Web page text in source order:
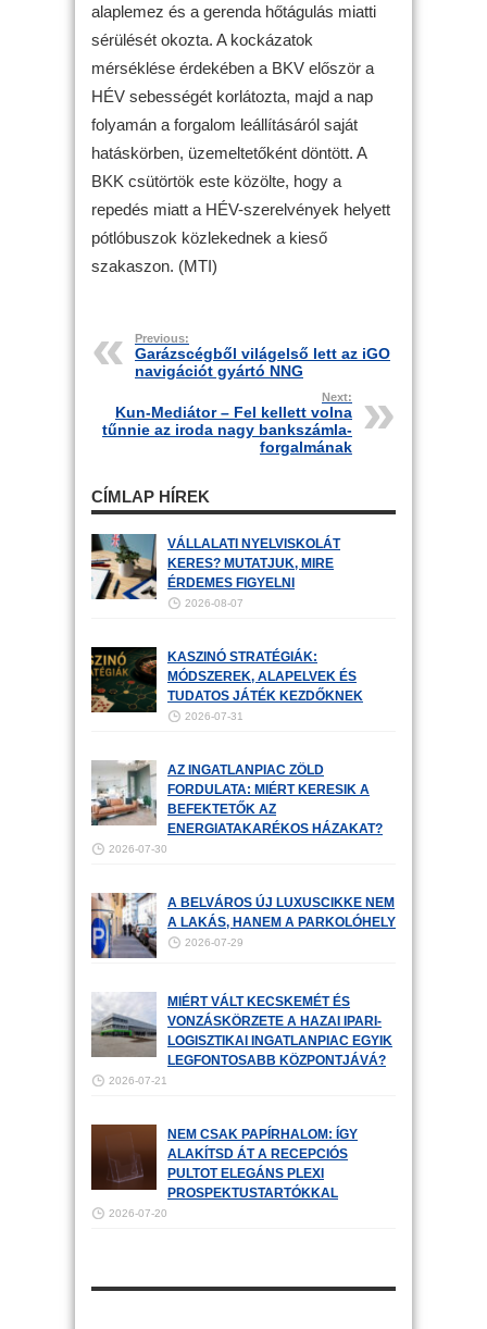
alaplemez és a gerenda hőtágulás miatti
sérülését okozta. A kockázatok
mérséklése érdekében a BKV először a
HÉV sebességét korlátozta, majd a nap
folyamán a forgalom leállításáról saját
hatáskörben, üzemeltetőként döntött. A
BKK csütörtök este közölte, hogy a
repedés miatt a HÉV-szerelvények helyett
pótlóbuszok közlekednek a kieső
szakaszon. (MTI)
Previous:
Garázscégből világelső lett az iGO
navigációt gyártó NNG
Next:
Kun-Mediátor – Fel kellett volna
tűnnie az iroda nagy bankszámla-
forgalmának
CÍMLAP HÍREK
VÁLLALATI NYELVISKOLÁT
KERES? MUTATJUK, MIRE
ÉRDEMES FIGYELNI
2026-08-07
KASZINÓ STRATÉGIÁK:
MÓDSZEREK, ALAPELVEK ÉS
TUDATOS JÁTÉK KEZDŐKNEK
2026-07-31
AZ INGATLANPIAC ZÖLD
FORDULATA: MIÉRT KERESIK A
BEFEKTETŐK AZ
ENERGIATAKARÉKOS HÁZAKAT?
2026-07-30
A BELVÁROS ÚJ LUXUSCIKKE NEM
A LAKÁS, HANEM A PARKOLÓHELY
2026-07-29
MIÉRT VÁLT KECSKEMÉT ÉS
VONZÁSKÖRZETE A HAZAI IPARI-
LOGISZTIKAI INGATLANPIAC EGYIK
LEGFONTOSABB KÖZPONTJÁVÁ?
2026-07-21
NEM CSAK PAPÍRHALOM: ÍGY
ALAKÍTSD ÁT A RECEPCIÓS
PULTOT ELEGÁNS PLEXI
PROSPEKTUSTARTÓKKAL
2026-07-20